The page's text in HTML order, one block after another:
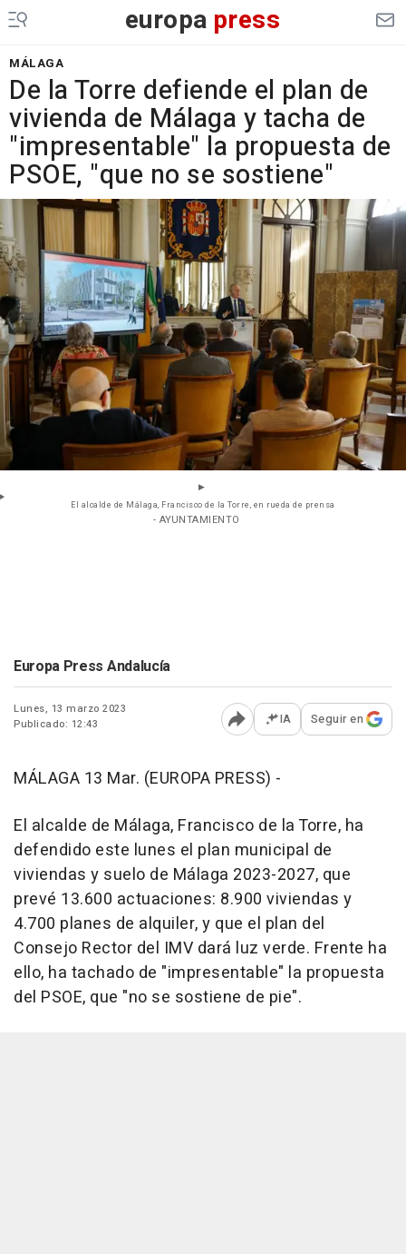
europa press
MÁLAGA
De la Torre defiende el plan de
vivienda de Málaga y tacha de
"impresentable" la propuesta de
PSOE, "que no se sostiene"
El alcalde de Málaga, Francisco de la Torre, en rueda de prensa
- AYUNTAMIENTO
Europa Press Andalucía
Lunes, 13 marzo 2023
Publicado: 12:43
Abrir opciones para
IA Seguir en
MÁLAGA 13 Mar. (EUROPA PRESS) -
El alcalde de Málaga, Francisco de la Torre, ha
defendido este lunes el plan municipal de
viviendas y suelo de Málaga 2023-2027, que
prevé 13.600 actuaciones: 8.900 viviendas y
4.700 planes de alquiler, y que el plan del
Consejo Rector del IMV dará luz verde. Frente ha
ello, ha tachado de "impresentable" la propuesta
del PSOE, que "no se sostiene de pie".